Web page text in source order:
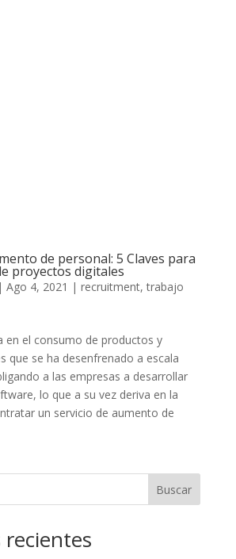
de personal: 5 Claves para
proyectos digitales
Ago 4, 2021 | recruitment,trabajo
en el consumo de productos y
que se ha desenfrenado a escala
a las empresas a desarrollar
lo que a su vez deriva en la
un servicio de aumento de
Buscar
recientes